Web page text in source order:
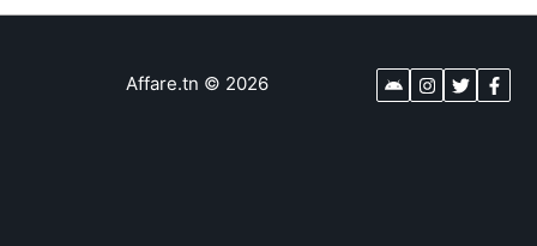
Affare.tn © 2026